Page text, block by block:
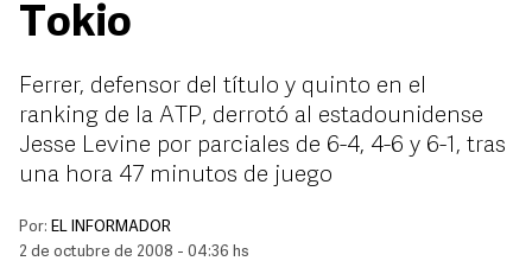
Tokio
Ferrer, defensor del título y quinto en el
ranking de la ATP, derrotó al estadounidense
Jesse Levine por parciales de 6-4, 4-6 y 6-1, tras
una hora 47 minutos de juego
Por: EL INFORMADOR
2 de octubre de 2008 - 04:36 hs